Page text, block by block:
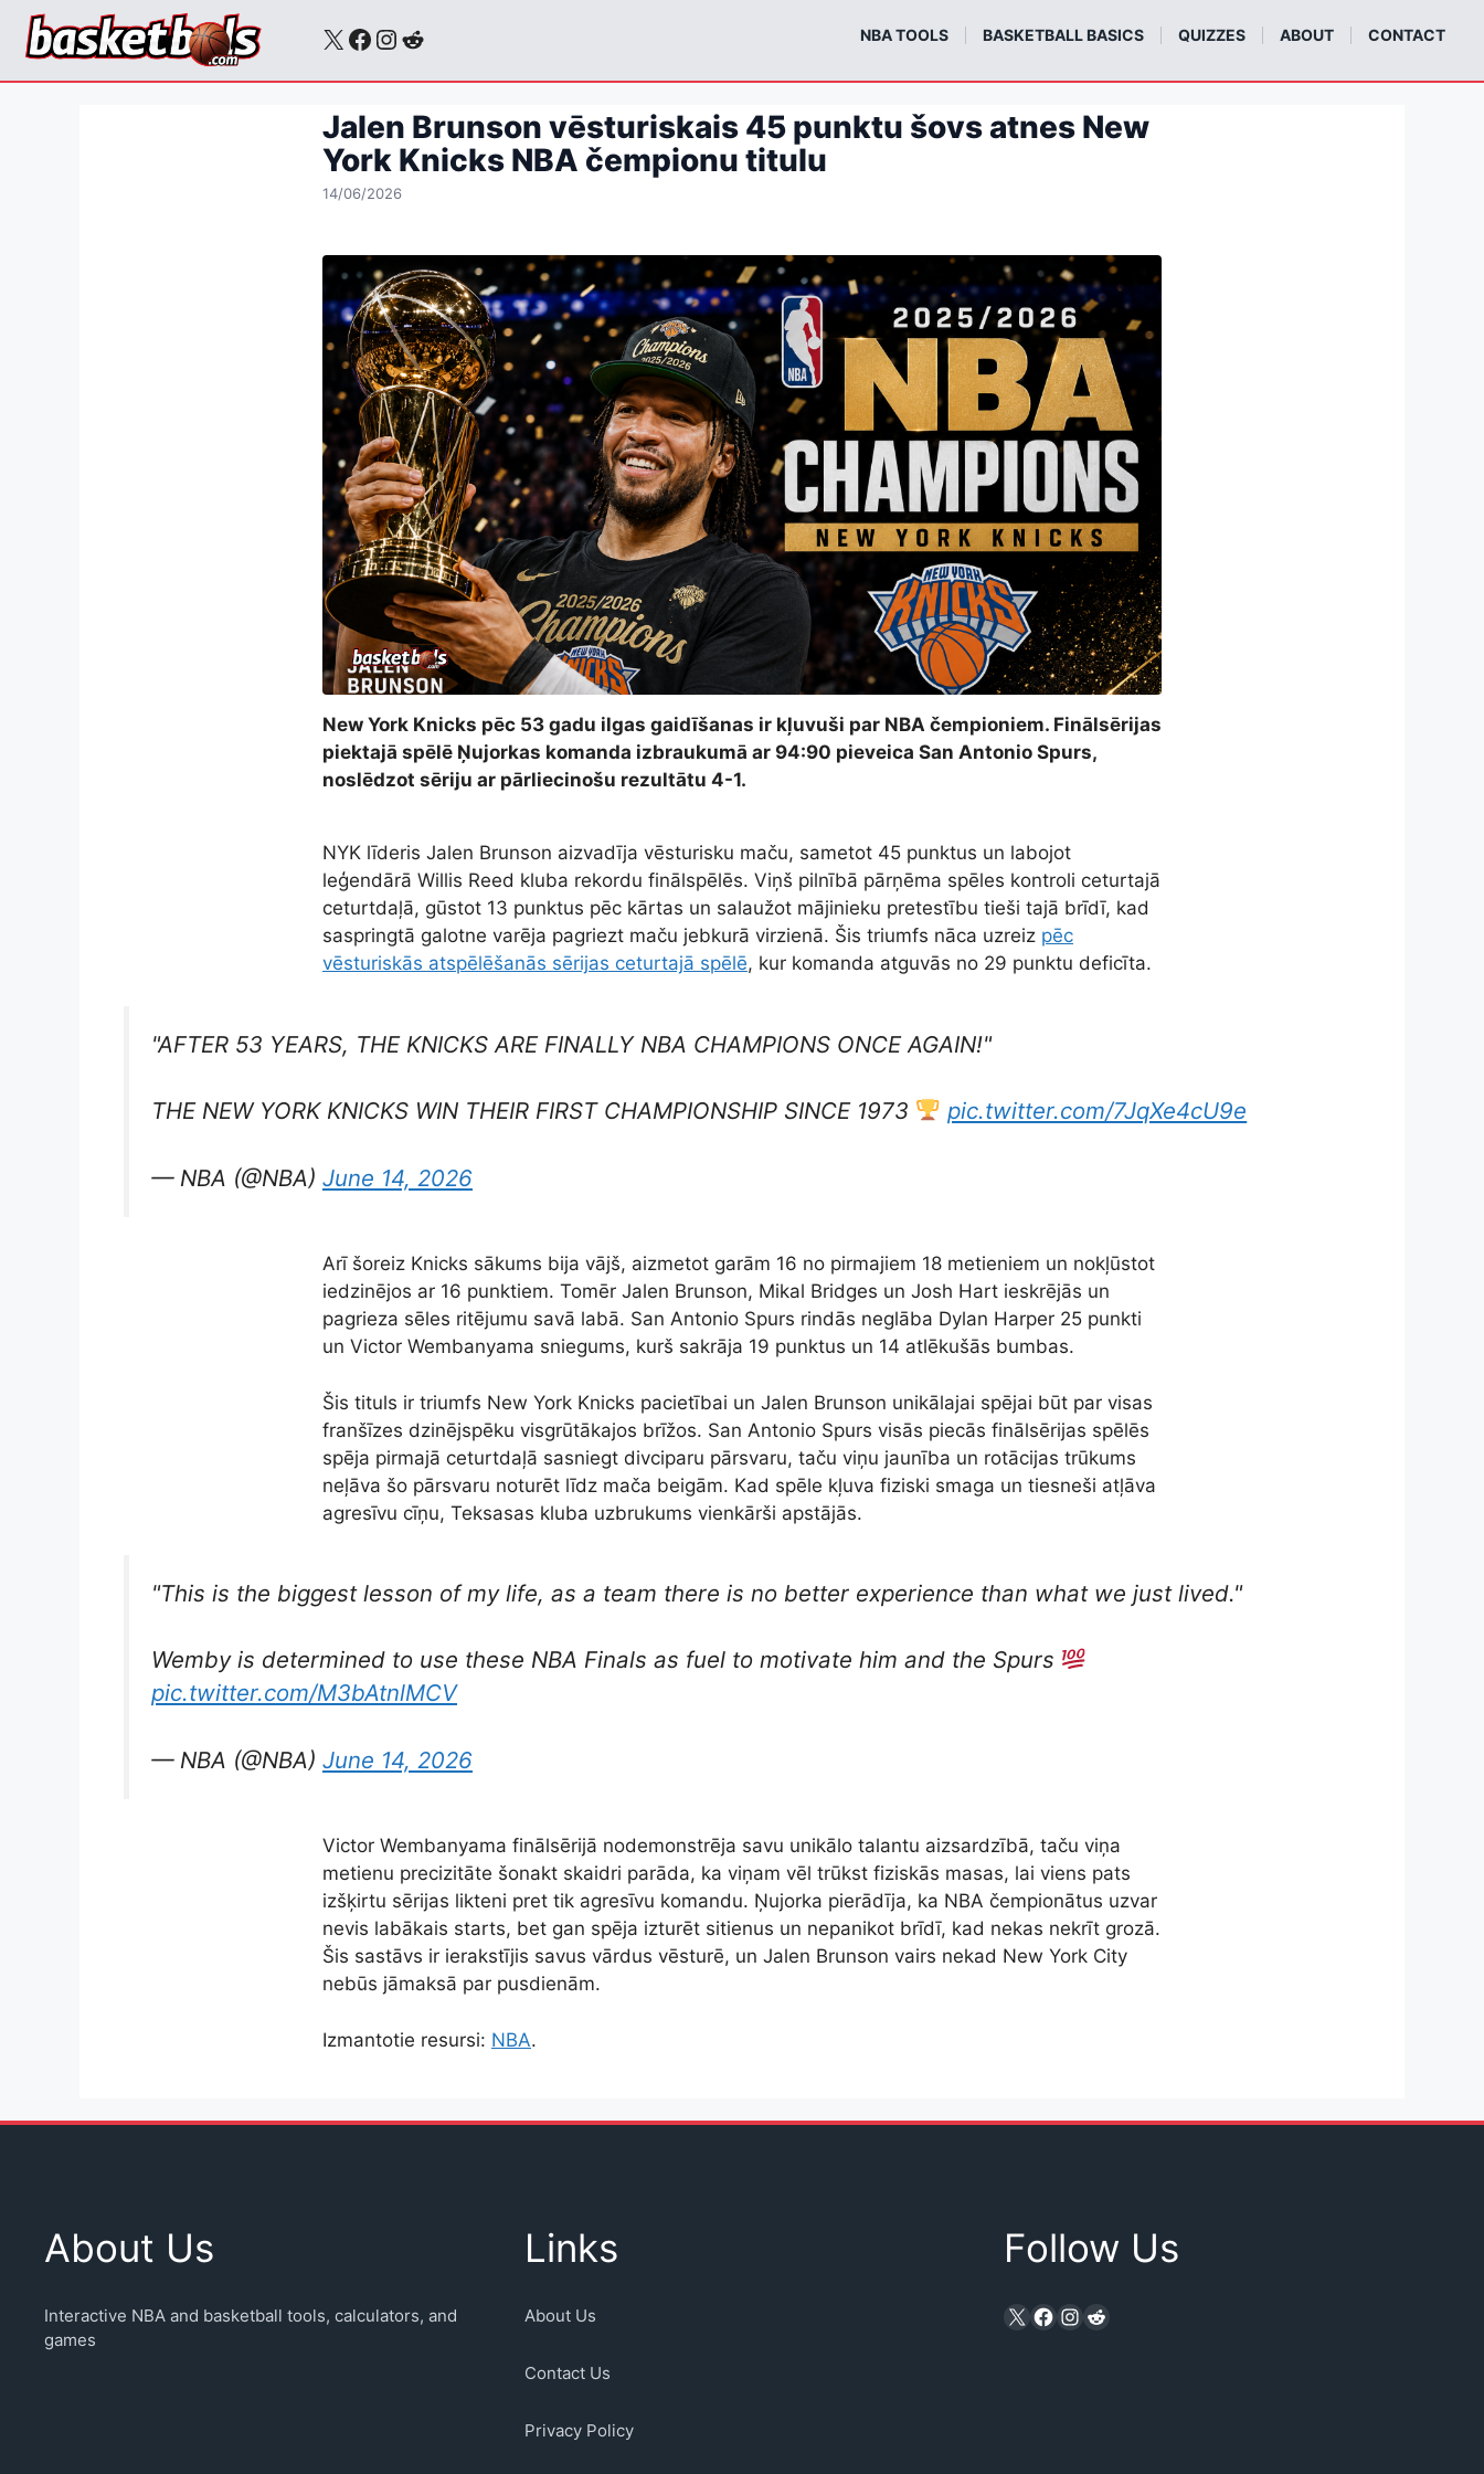
Skip
X Facebook
Instagram
Reddit NBA TOOLS BASKETBALL BASICS QUIZZES ABOUT CONTACT
Jalen Brunson vēsturiskais 45 punktu šovs atnes New
York Knicks NBA čempionu titulu
14/06/2026
New York Knicks pēc 53 gadu ilgas gaidīšanas ir kļuvuši par NBA čempioniem. Finālsērijas
piektajā spēlē Ņujorkas komanda izbraukumā ar 94:90 pieveica San Antonio Spurs,
noslēdzot sēriju ar pārliecinošu rezultātu 4-1.
NYK līderis Jalen Brunson aizvadīja vēsturisku maču, sametot 45 punktus un labojot
leģendārā Willis Reed kluba rekordu finālspēlēs. Viņš pilnībā pārņēma spēles kontroli ceturtajā
ceturtdaļā, gūstot 13 punktus pēc kārtas un salaužot mājinieku pretestību tieši tajā brīdī, kad
saspringtā galotne varēja pagriezt maču jebkurā virzienā. Šis triumfs nāca uzreiz pēc
vēsturiskās atspēlēšanās sērijas ceturtajā spēlē, kur komanda atguvās no 29 punktu deficīta.
"AFTER 53 YEARS, THE KNICKS ARE FINALLY NBA CHAMPIONS ONCE AGAIN!"
THE NEW YORK KNICKS WIN THEIR FIRST CHAMPIONSHIP SINCE 1973 pic.twitter.com/7JqXe4cU9e
— NBA (@NBA) June 14, 2026
Arī šoreiz Knicks sākums bija vājš, aizmetot garām 16 no pirmajiem 18 metieniem un nokļūstot
iedzinējos ar 16 punktiem. Tomēr Jalen Brunson, Mikal Bridges un Josh Hart ieskrējās un
pagrieza sēles ritējumu savā labā. San Antonio Spurs rindās neglāba Dylan Harper 25 punkti
un Victor Wembanyama sniegums, kurš sakrāja 19 punktus un 14 atlēkušās bumbas.
Šis tituls ir triumfs New York Knicks pacietībai un Jalen Brunson unikālajai spējai būt par visas
franšīzes dzinējspēku visgrūtākajos brīžos. San Antonio Spurs visās piecās finālsērijas spēlēs
spēja pirmajā ceturtdaļā sasniegt divciparu pārsvaru, taču viņu jaunība un rotācijas trūkums
neļāva šo pārsvaru noturēt līdz mača beigām. Kad spēle kļuva fiziski smaga un tiesneši atļāva
agresīvu cīņu, Teksasas kluba uzbrukums vienkārši apstājās.
"This is the biggest lesson of my life, as a team there is no better experience than what we just lived."
Wemby is determined to use these NBA Finals as fuel to motivate him and the Spurs
pic.twitter.com/M3bAtnlMCV
— NBA (@NBA) June 14, 2026
Victor Wembanyama finālsērijā nodemonstrēja savu unikālo talantu aizsardzībā, taču viņa
metienu precizitāte šonakt skaidri parāda, ka viņam vēl trūkst fiziskās masas, lai viens pats
izšķirtu sērijas likteni pret tik agresīvu komandu. Ņujorka pierādīja, ka NBA čempionātus uzvar
nevis labākais starts, bet gan spēja izturēt sitienus un nepanikot brīdī, kad nekas nekrīt grozā.
Šis sastāvs ir ierakstījis savus vārdus vēsturē, un Jalen Brunson vairs nekad New York City
nebūs jāmaksā par pusdienām.
Izmantotie resursi: NBA.
About Us
Interactive NBA and basketball tools, calculators, and
games
Links
About Us
Contact Us
Privacy Policy
Follow Us
X Facebook
Instagram
Reddit